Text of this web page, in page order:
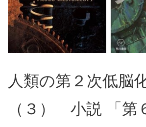
人類の第２次低脳
（３） 小説 「第